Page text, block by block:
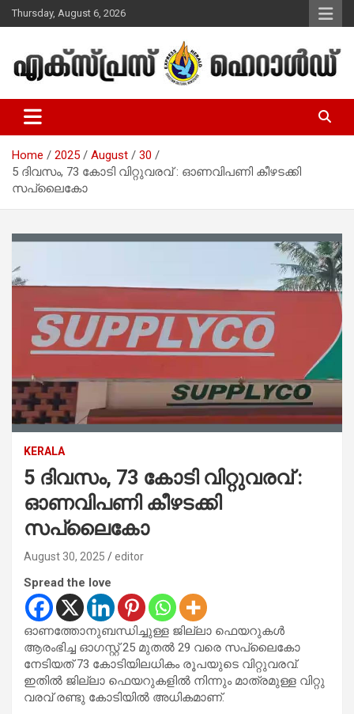
Skip
to
Thursday, August 6, 2026
Express Herald – Malayalam
Christian News
Home 2025 August
30
5 ദിവസം, 73 കോടി വിറ്റുവരവ് : ഓണവിപണി കീഴടക്കി
സപ്ലൈകോ
KERALA
5 ദിവസം, 73 കോടി വിറ്റുവരവ് :
ഓണവിപണി കീഴടക്കി
സപ്ലൈകോ
August 30, 2025 editor
Spread the love
ഓണത്തോനുബന്ധിച്ചുള്ള ജില്ലാ ഫെയറുകൾ
ആരംഭിച്ച ഓഗസ്റ്റ് 25 മുതൽ 29 വരെ സപ്ലൈകോ
നേടിയത് 73 കോടിയിലധികം രൂപയുടെ വിറ്റുവരവ്.
ഇതിൽ ജില്ലാ ഫെയറുകളിൽ നിന്നും മാത്രമുള്ള വിറ്റു
വരവ് രണ്ടു കോടിയിൽ അധികമാണ്.